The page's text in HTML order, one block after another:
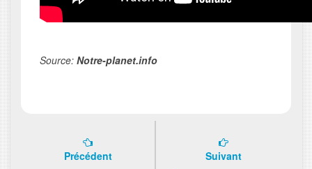
Source: Notre-planet.info
Précédent
Suivant